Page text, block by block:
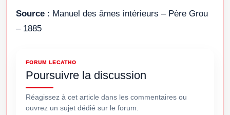
Source : Manuel des âmes intérieurs – Père Grou
– 1885
FORUM LECATHO
Poursuivre la discussion
Réagissez à cet article dans les commentaires ou
ouvrez un sujet dédié sur le forum.